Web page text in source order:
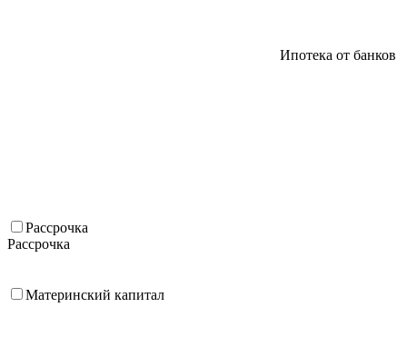
Ипотека от банков
Рассрочка
Рассрочка
Материнский капитал